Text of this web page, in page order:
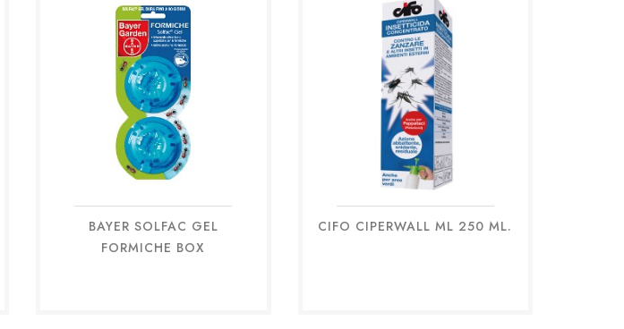
BAYER SOLFAC GEL
FORMICHE BOX
Anteprima
CIFO CIPERWALL ML 250 ML.
Anteprima